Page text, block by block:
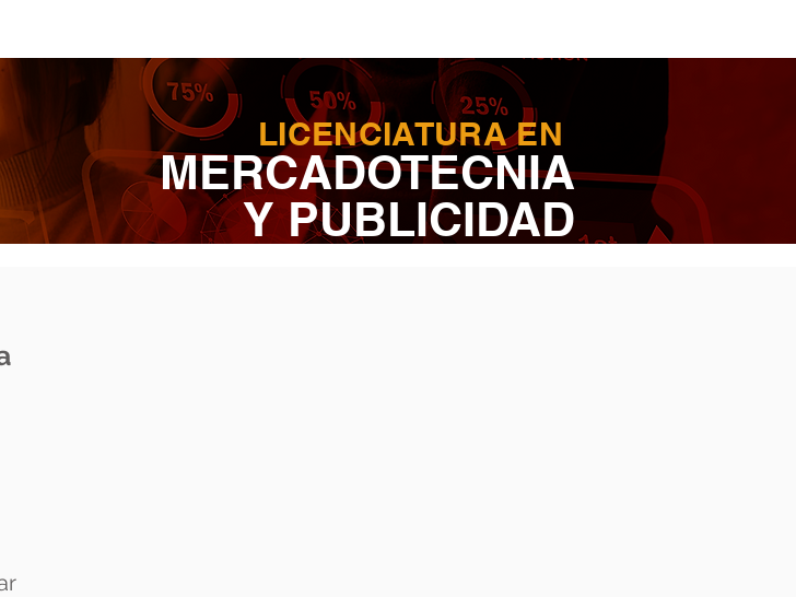
LICENCIATURA EN
MERCADOTECNIA
Y PUBLICIDAD